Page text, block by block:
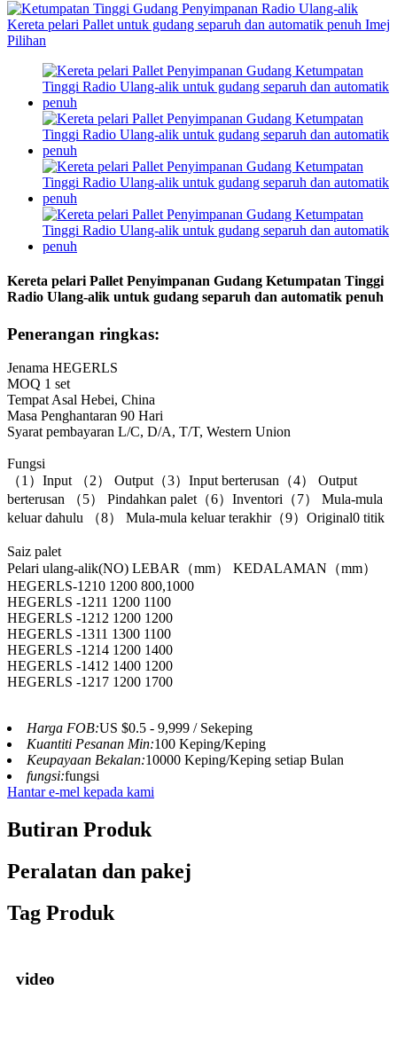
Kereta pelari Pallet Penyimpanan Gudang Ketumpatan Tinggi
Radio Ulang-alik untuk gudang separuh dan automatik penuh
Penerangan ringkas:
Jenama HEGERLS
MOQ 1 set
Tempat Asal Hebei, China
Masa Penghantaran 90 Hari
Syarat pembayaran L/C, D/A, T/T, Western Union
Fungsi
（1）Input （2） Output（3）Input berterusan（4） Output
berterusan （5） Pindahkan palet（6）Inventori（7） Mula-mula
keluar dahulu （8） Mula-mula keluar terakhir（9）Original0 titik
Saiz palet
Pelari ulang-alik(NO) LEBAR（mm） KEDALAMAN（mm）
HEGERLS-1210 1200 800,1000
HEGERLS -1211 1200 1100
HEGERLS -1212 1200 1200
HEGERLS -1311 1300 1100
HEGERLS -1214 1200 1400
HEGERLS -1412 1400 1200
HEGERLS -1217 1200 1700
Harga FOB:US $0.5 - 9,999 / Sekeping
Kuantiti Pesanan Min:100 Keping/Keping
Keupayaan Bekalan:10000 Keping/Keping setiap Bulan
fungsi:fungsi
Hantar e-mel kepada kami
Butiran Produk
Peralatan dan pakej
Tag Produk
video